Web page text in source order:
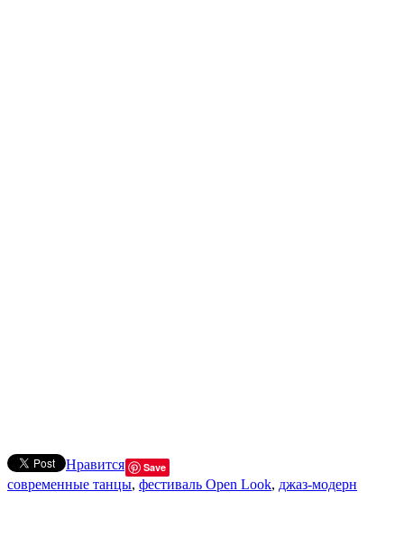
Нравится Save
современные танцы, фестиваль Open Look, джаз-модерн